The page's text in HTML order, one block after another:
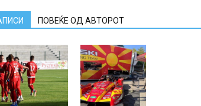
ПОВЕЌЕ ОД АВТОРОТ